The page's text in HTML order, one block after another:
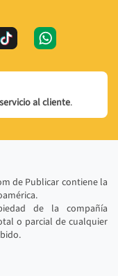
servicio al cliente.
de Publicar contiene la
de la compañía
o parcial de cualquier